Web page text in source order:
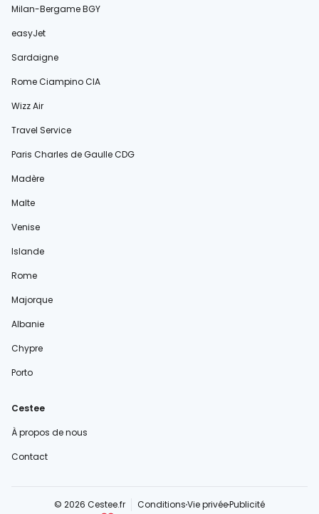
Milan-Bergame BGY
easyJet
Sardaigne
Rome Ciampino CIA
Wizz Air
Travel Service
Paris Charles de Gaulle CDG
Madère
Malte
Venise
Islande
Rome
Majorque
Albanie
Chypre
Porto
Cestee
À propos de nous
Contact
© 2026 Cestee.fr ConditionsVie privéePublicité